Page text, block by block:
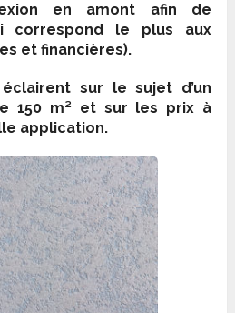
en amont afin de
correspond le plus aux
et financières).
sur le sujet d’un
150 m² et sur les prix à
application.